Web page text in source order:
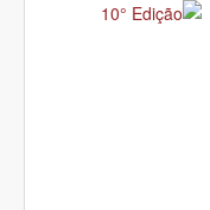
10° Edição